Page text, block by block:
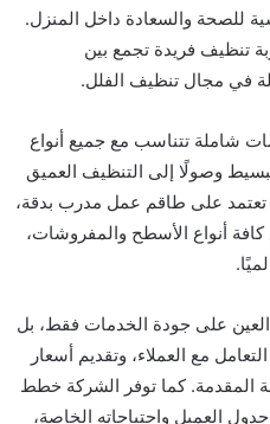
للصحة والسعادة داخل المنزل.
تنظيف فريدة تجمع بين
في مجال تنظيف الفلل.
شاملة تتناسب مع جميع أنواع
وصولًا إلى التنظيف العميق
تعتمد على طاقم عمل مدرب بدقة،
كافة أنواع الأسطح والمفروشات،
على جودة الخدمات فقط، بل
مع العملاء، وتقديم أسعار
المقدمة. كما توفر الشركة خطط
العميل واحتياجاته الخاصة،